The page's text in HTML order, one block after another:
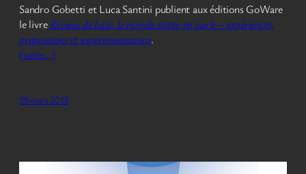
Sandro Gobetti et Luca Santini publient aux éditions GoWare
le livreRevenu de base, le monde entier en parle – expériences,
propositions et expérimentations.
(suite…)
29 mars 2018